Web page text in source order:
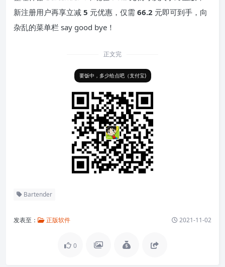
新注册用户再享立减 5 元优惠，仅需 66.2 元即可到手，向
杂乱的菜单栏 say good bye！
正文完
要饭中，多少给点吧（支付宝)
Bartender
发表至： 正版软件 2021-11-02
0